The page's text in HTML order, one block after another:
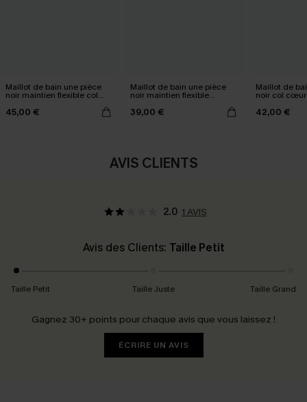
Maillot de bain une pièce
noir maintien flexible col
45,00 €
Maillot de bain une pièce
noir maintien flexible
39,00 €
Maillot de
noir col
42,00 €
AVIS CLIENTS
2.0 1 AVIS
Avis des Clients: Taille Petit
Taille Petit Taille Juste Taille Grand
Gagnez 30+ points pour chaque avis que vous laissez !
ÉCRIRE UN AVIS